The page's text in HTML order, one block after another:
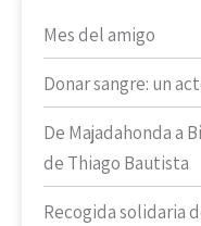
Mes del amigo
Donar sangre: un
De Majadahonda a
de Thiago Bautista
Recogida solidaria